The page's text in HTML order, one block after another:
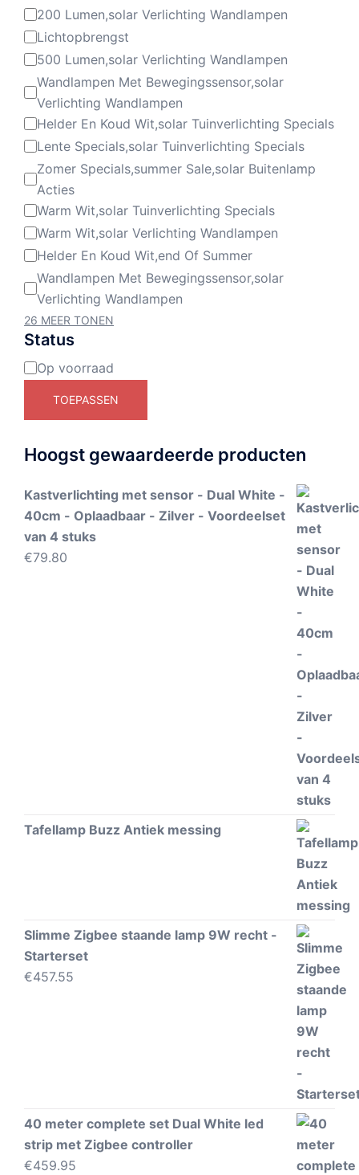
200 Lumen,solar Verlichting Wandlampen
Lichtopbrengst
500 Lumen,solar Verlichting Wandlampen
Wandlampen Met Bewegingssensor,solar
Verlichting Wandlampen
Helder En Koud Wit,solar Tuinverlichting Specials
Lente Specials,solar Tuinverlichting Specials
Zomer Specials,summer Sale,solar Buitenlamp
Acties
Warm Wit,solar Tuinverlichting Specials
Warm Wit,solar Verlichting Wandlampen
Helder En Koud Wit,end Of Summer
Wandlampen Met Bewegingssensor,solar
Verlichting Wandlampen
26 MEER TONEN
Status
Beschikbaarheid
Op voorraad
TOEPASSEN
Hoogst gewaardeerde producten
Kastverlichting met sensor - Dual White -
40cm - Oplaadbaar - Zilver - Voordeelset
van 4 stuks
€79.80
Tafellamp Buzz Antiek messing
Slimme Zigbee staande lamp 9W recht -
Starterset
€457.55
40 meter complete set Dual White led
strip met Zigbee controller
€459.95